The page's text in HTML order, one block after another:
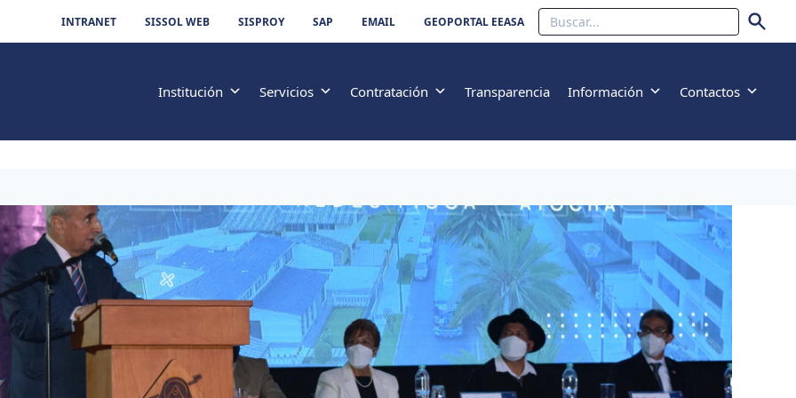
INTRANET SISSOL WEB SISPROY SAP EMAIL GEOPORTAL EEASA Buscar
Institución Servicios Contratación Transparencia Información Contactos